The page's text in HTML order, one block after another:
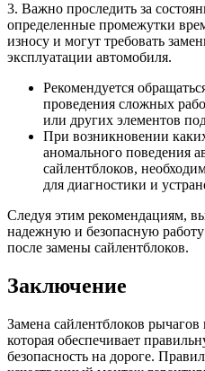
3. Важно проследить за
определенные промежутки
износу и могут требовать
эксплуатации автомобиля.
Рекомендуется
проведения сложных
или других элементов
При возникновении
аномального поведения
сайлентблоков,
для диагностики и
Следуя этим рекомендациям,
надежную и безопасную
после замены сайлентблоков.
Заключение
Замена сайлентблоков
которая обеспечивает
безопасность на дороге.